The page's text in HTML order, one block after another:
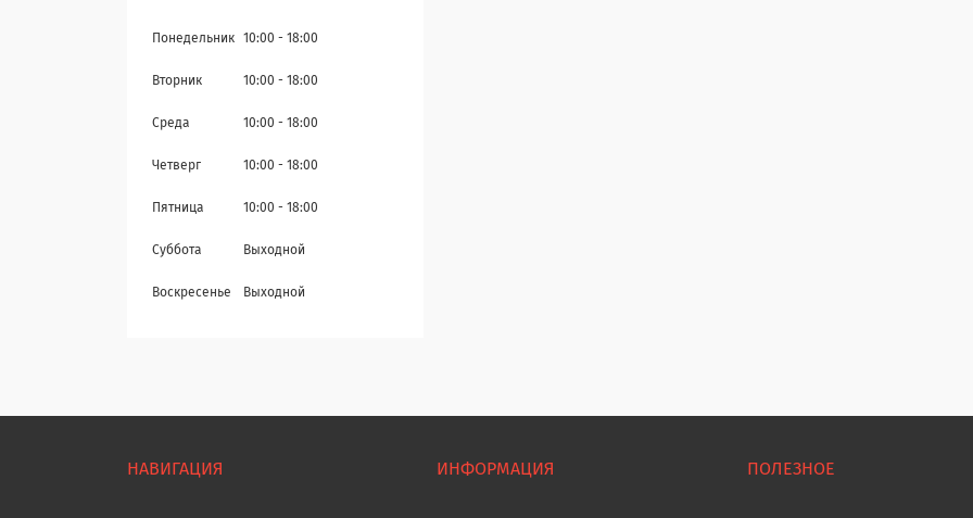
Понедельник 10:00 18:00
Вторник 10:00 18:00
Среда 10:00 18:00
Четверг 10:00 18:00
Пятница 10:00 18:00
Суббота Выходной
Воскресенье Выходной
НАВИГАЦИЯ ИНФОРМАЦИЯ ПОЛЕЗНОЕ